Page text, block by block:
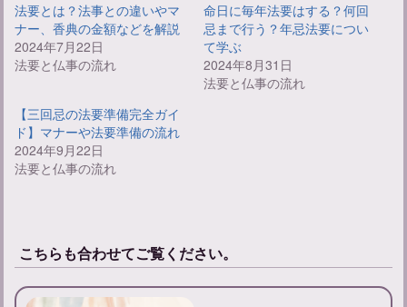
法要とは？法事との違いやマ
ナー、香典の金額などを解説
2024年7月22日
法要と仏事の流れ
命日に毎年法要はする？何回
忌まで行う？年忌法要につい
て学ぶ
2024年8月31日
法要と仏事の流れ
【三回忌の法要準備完全ガイ
ド】マナーや法要準備の流れ
2024年9月22日
法要と仏事の流れ
こちらも合わせてご覧ください。